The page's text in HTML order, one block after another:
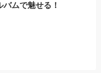
ムで魅せる！